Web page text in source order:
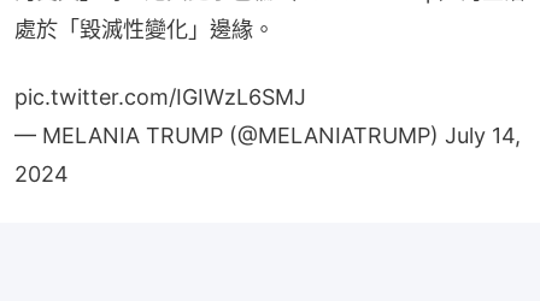
處於「毀滅性變化」邊緣。
pic.twitter.com/IGIWzL6SMJ
— MELANIA TRUMP (@MELANIATRUMP) July 14,
2024